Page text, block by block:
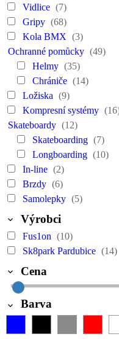
Vidlice (7)
Gripy (68)
Kola BMX (3)
Ochranné pomůcky (49)
Helmy (35)
Chrániče (14)
Ložiska (9)
Kompresní systémy
Skateboardy (12)
Skateboarding (7)
Longboarding (10)
In-line (2)
Brzdy (6)
Samolepky (5)
Výrobci
Fus1on (10)
Sk8park Pardubice (14)
Cena
Barva